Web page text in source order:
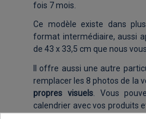
fois 7 mois.
Ce modèle existe dans
format intermédiaire, aussi
de 43 x 33,5 cm que nous
Il offre aussi une autre
remplacer les 8 photos de la
propres visuels. Vous
calendrier avec vos produits